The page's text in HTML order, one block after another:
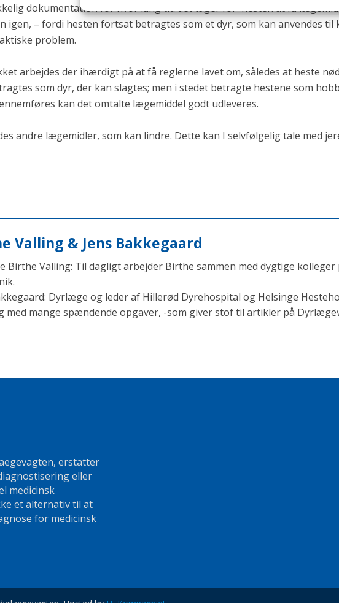
dokumentation for hvor lang tid det tager for hesten at få
igen, – fordi hesten fortsat betragtes som et dyr, som kan anvendes til
problem.
arbejdes der ihærdigt på at få reglerne lavet om, således at heste
som dyr, der kan slagtes; men i stedet betragte hestene som
kan det omtalte lægemiddel godt udleveres.
andre lægemidler, som kan lindre. Dette kan I selvfølgelig tale med
Valling & Jens Bakkegaard
Birthe Valling: Til dagligt arbejder Birthe sammen med dygtige kolleger
Dyrlæge og leder af Hillerød Dyrehospital og Helsinge
med mange spændende opgaver, -som giver stof til artikler på
erstatter
eller
medicinsk
et alternativ til at
for medicinsk